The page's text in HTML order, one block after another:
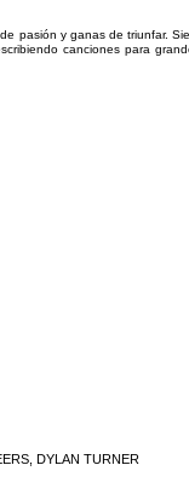
pasión y ganas de triunfar.
canciones para
DYLAN TURNER